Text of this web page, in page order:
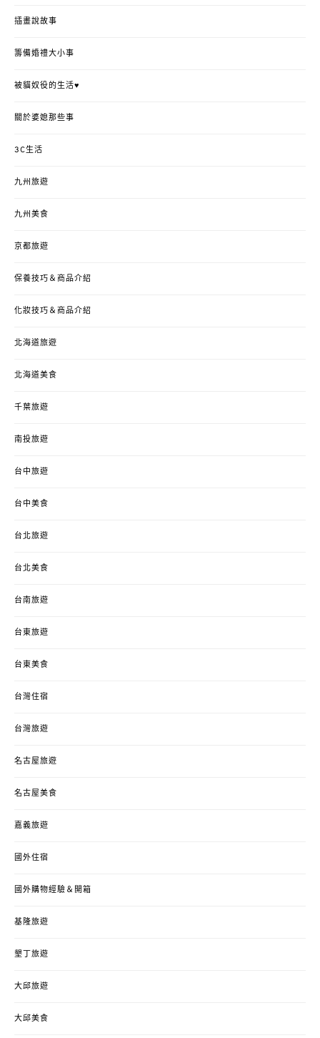
插畫說故事
籌備婚禮大小事
被貓奴役的生活♥
關於婆媳那些事
3C生活
九州旅遊
九州美食
京都旅遊
保養技巧＆商品介紹
化妝技巧＆商品介紹
北海道旅遊
北海道美食
千葉旅遊
南投旅遊
台中旅遊
台中美食
台北旅遊
台北美食
台南旅遊
台東旅遊
台東美食
台灣住宿
台灣旅遊
名古屋旅遊
名古屋美食
嘉義旅遊
國外住宿
國外購物經驗＆開箱
基隆旅遊
墾丁旅遊
大邱旅遊
大邱美食